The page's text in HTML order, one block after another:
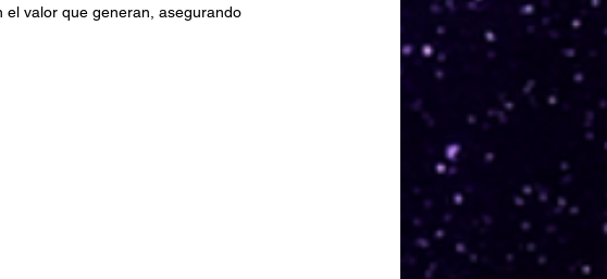
el valor que generan, asegurando